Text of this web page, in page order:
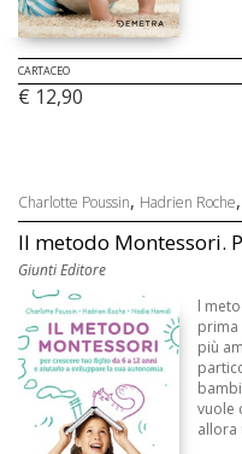
CARTACEO
€ 12,90
Charlotte Poussin, Hadrien Roche,
Il metodo Montessori.
Giunti Editore
l
prima
più
vuole
allora